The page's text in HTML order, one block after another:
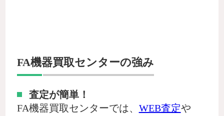
FA機器買取センターの強み
査定が簡単！
FA機器買取センターでは、 WEB査定や